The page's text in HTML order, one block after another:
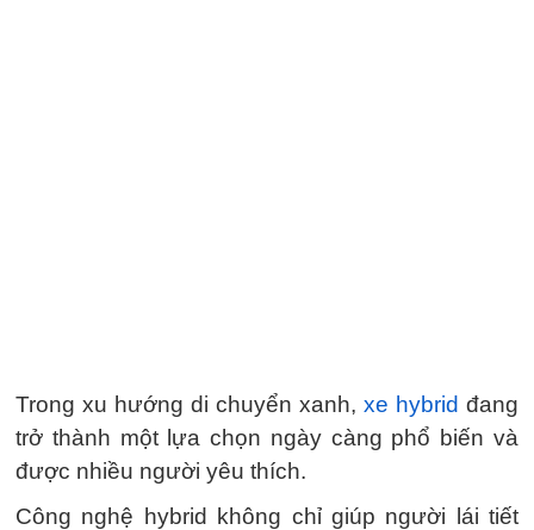
Trong xu hướng di chuyển xanh, xe hybrid đang
trở thành một lựa chọn ngày càng phổ biến và
được nhiều người yêu thích.
Công nghệ hybrid không chỉ giúp người lái tiết